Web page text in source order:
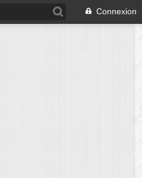
Connexion